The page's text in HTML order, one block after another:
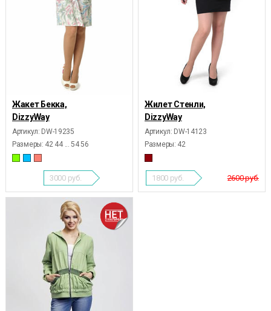
Жакет Бекка,
DizzyWay
Артикул: DW-19235
Размеры: 42 44 ... 54 56
3000 руб.
Жилет Стенли,
DizzyWay
Артикул: DW-14123
Размеры: 42
2600 руб.
1800 руб.